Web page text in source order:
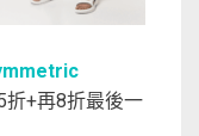
折+再8折最後一